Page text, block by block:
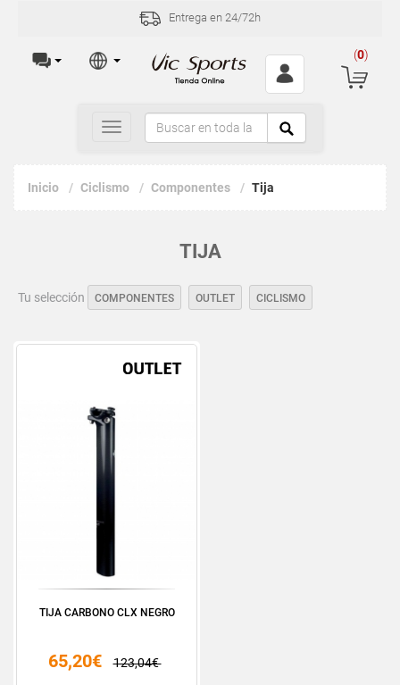
Entrega en 24/72h
(0)
Toggle
navigation
Inicio Ciclismo Componentes Tija
TIJA
Tu selección COMPONENTES OUTLET CICLISMO
TIJA CARBONO CLX NEGRO
65,20€ 123,04€